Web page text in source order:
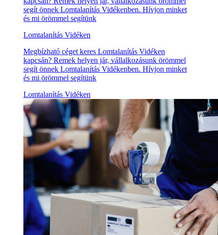
segít önnek Lomtalanítás Vidékenben. Hívjon minket
és mi örömmel segítünk
Lomtalanítás Vidéken
Megbízható céget keres Lomtalanítás Vidéken
kapcsán? Remek helyen jár, vállalkozásunk örömmel
segít önnek Lomtalanítás Vidékenben. Hívjon minket
és mi örömmel segítünk
Lomtalanítás Vidéken